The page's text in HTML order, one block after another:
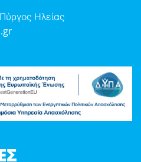
Ηλείας